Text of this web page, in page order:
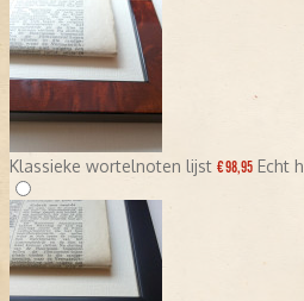
Klassieke wortelnoten lijst € 98,95 Echt